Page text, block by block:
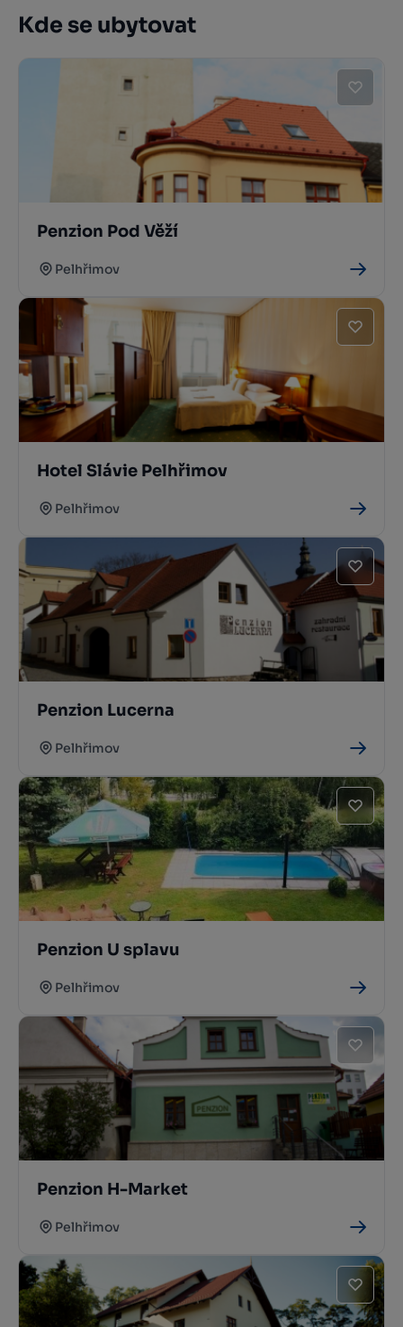
Kde se ubytovat
Penzion Pod Věží
Pelhřimov
Hotel Slávie Pelhřimov
Pelhřimov
Penzion Lucerna
Pelhřimov
Penzion U splavu
Pelhřimov
Penzion H-Market
Pelhřimov